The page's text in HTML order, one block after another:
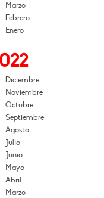
Marzo
Febrero
Enero
Diciembre
Noviembre
Octubre
Septiembre
Agosto
Julio
Junio
Mayo
Abril
Marzo